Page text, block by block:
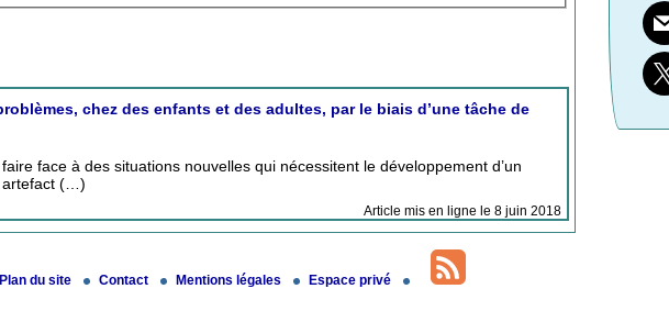
chez des enfants et des adultes, par le biais d’une tâche de
face à des situations nouvelles qui nécessitent le développement d’un
artefact (…)
Article mis en ligne le 8 juin 2018
Plan du site Contact Mentions légales Espace privé